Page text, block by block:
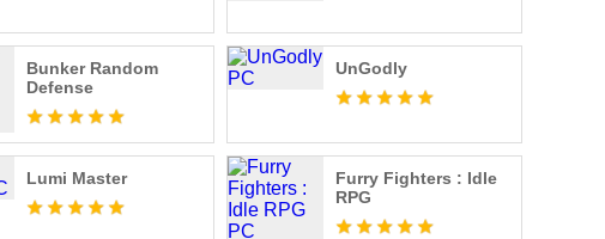
Bunker Random
Defense
UnGodly
Lumi Master
Furry Fighters : Idle
RPG